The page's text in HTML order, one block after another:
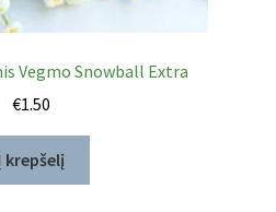
Vegmo Snowball Extra
€1.50
krepšelį